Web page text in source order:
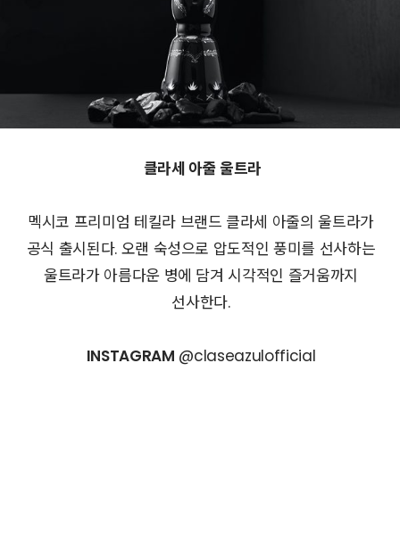
클라세 아줄 울트라
멕시코 프리미엄 테킬라 브랜드 클라세 아줄의 울트라가
공식 출시된다. 오랜 숙성으로 압도적인 풍미를 선사하는
울트라가 아름다운 병에 담겨 시각적인 즐거움까지
선사한다.
INSTAGRAM @claseazulofficial